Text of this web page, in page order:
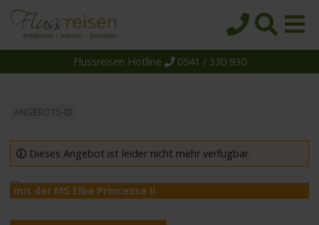
Reiseziele
Themen
Reedereien
Schiffe
Flussreisen Hotline 0541 / 330 930
ANGEBOTS-ID:
Dieses Angebot ist leider nicht mehr verfügbar.
mit der MS Elbe Princesse II